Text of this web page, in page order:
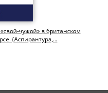
чужой» в британском
(Аспирантура,...